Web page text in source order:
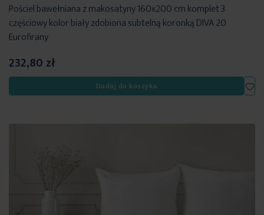
Pościel bawełniana z makosatyny 160x200 cm komplet 3
częściowy kolor biały zdobiona subtelną koronką DIVA 20
Eurofirany
232,80 zł
Dodaj do koszyka